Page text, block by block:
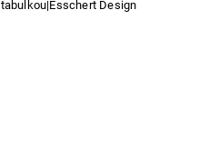
tabulkou|Esschert Design